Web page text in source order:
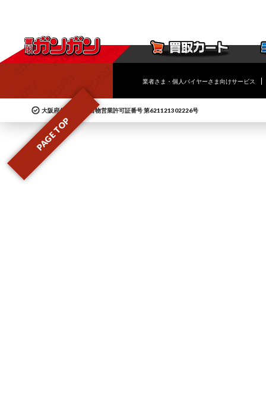
業者さま・個人バイヤーさま向けサービス
大阪府公安委員会古物営業許可証番号 第621121302226号
PAGE TOP